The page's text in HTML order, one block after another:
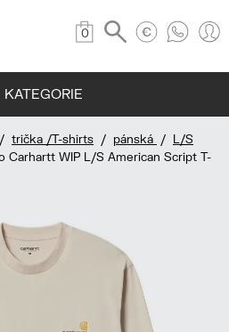
0
KATEGORIE
/ trička /T-shirts / pánská / L/S
WIP L/S American Script T-